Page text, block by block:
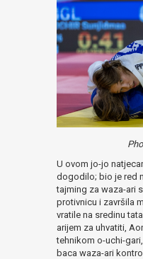
U ovom jo-jo
dogodilo; bio je red
tajming za waza-ari
protivnicu i završila
vratile na sredinu
arijem za uhvatiti,
tehnikom o-uchi-
baca waza-ari